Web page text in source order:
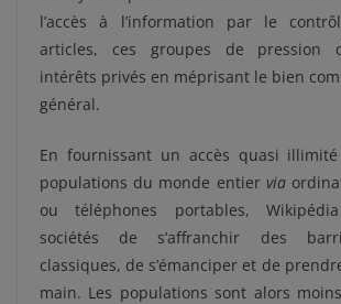
l’accès à l’information par le
articles, ces groupes de pression
intérêts privés en méprisant le bien
général.
En fournissant un accès quasi
populations du monde entier via
ou téléphones portables,
sociétés de s’affranchir des
classiques, de s’émanciper et de
main. Les populations sont alors